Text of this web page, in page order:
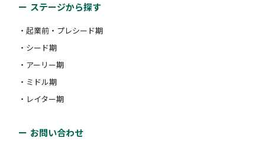
ステージから探す
・起業前・プレシード期
・シード期
・アーリー期
・ミドル期
・レイター期
お問い合わせ